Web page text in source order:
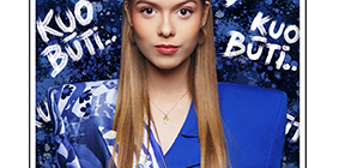
KVK
Konsultuoja Utenos kolegija
Sveiki, kada reikėtu kreiptis del užskaitymu
dalykų iš pabaigtos kolegijos/profesines
mokyklos ? Ir kur reikia kreiptis? Ačiū
Sveiki, kreiptis reikia prasidėjus studijų metams
į katedrą, kuriai priklauso Jūsų studijų programa.
Sėkmės
Sandra